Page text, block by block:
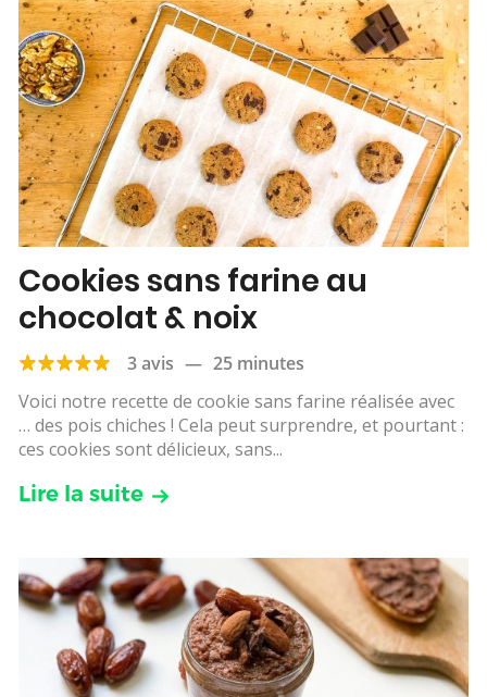
Cookies sans farine au
chocolat & noix
3 avis — 25 minutes
Voici notre recette de cookie sans farine réalisée avec
… des pois chiches ! Cela peut surprendre, et pourtant :
ces cookies sont délicieux, sans...
Lire la suite